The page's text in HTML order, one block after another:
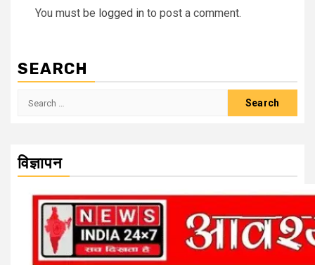
You must be logged in to post a comment.
SEARCH
Search
विज्ञापन